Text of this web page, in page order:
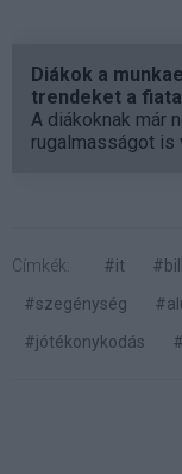
Diákok a
trendeket a
A diákoknak már
rugalmasságot is
Címkék: #it
#szegénység
#jótékonykodás